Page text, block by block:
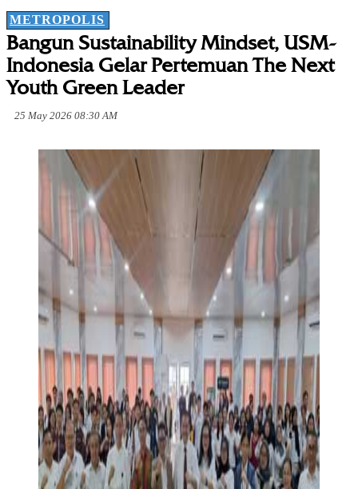
METROPOLIS
Bangun Sustainability Mindset, USM-
Indonesia Gelar Pertemuan The Next
Youth Green Leader
25 May 2026 08:30 AM